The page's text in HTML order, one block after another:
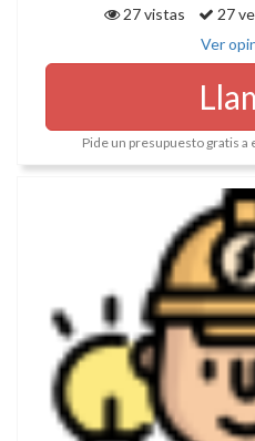
27 vistas
27
Ver
Pide un presupuesto gratis